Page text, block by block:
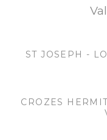
ST JOSEPH -
CROZES